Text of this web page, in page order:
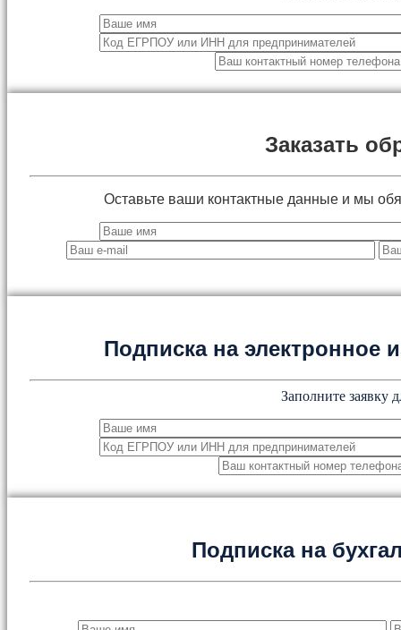
Заказать
Оставьте ваши контактные данные и мы
Подписка на электронное
Заполните заявку
Подписка на